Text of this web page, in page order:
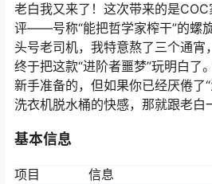
老白我又来了！这次带来的是
评——号称“能把哲学家榨干”的螺
头号老司机，我特意熬了三个通宵
终于把这款“进阶者噩梦”玩明白了
新手准备的，但如果你已经厌倦了
洗衣机脱水桶的快感，那就跟老白
基本信息
项目 信息